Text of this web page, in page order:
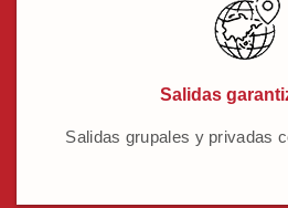
Salidas
Salidas grupales y privadas